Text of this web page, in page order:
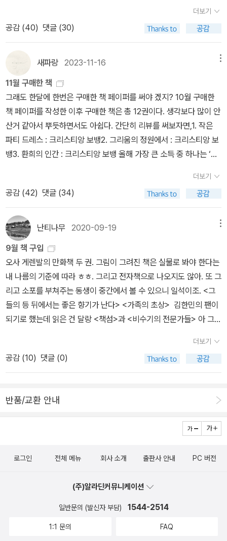
에 검은 그림자처럼 근엄하게 앉아있던 새 한 마리, 정원 모양을 바꿔
놓고 온갖 초록에 그늘과 빛을 주던 여름 소나기, 누가 꺾어놓았는지
꽃 한 송이가 끼워져 있던 책, 흔히 볼 수 없는, 무슨 의미가 있을 것같
이 생긴 작은 차돌멩이. 이 모두가 어른들이 알고 있는 것보다도 훨씬
많이 알고 있는 것 같았어요. 그 어느 하나만으로도 행복해질 수 있고,
위대해질 수 있을 것 같았어요. 그리고 그 어느 하나에 닿아도 죽을 것
같았어요......' - 마지막 사람들 '인생이란 아득하게 먼 것이지만 그
속에 있는 것은 아주 적어요. 영원한 것이 결국 하나의 것에 불과합니
다. 그런 것을 생각하면, 난 불안해지고 지쳐버립니다. 어렸을 때 나는
이탈리아에 간 적이 있습니다. 잘 기억하진 못하나, 여하튼 이탈리아
의 시골에서 길을 가던 도중에 농부에게 '마을까지 얼마쯤 남았나요?'
그런데 우리가 하루 종일 걸었건만 마을은 끝내 나오지 않았습니다.
그래서 불안을 느끼지 않습니다. 우리는 본래 꿈에 맞도록 만들어졌
으며, 삶을 위한 기관을 전혀 갖고 있지 않아요. 그런데도 우리는 물고
기인 주제에 날 생각만 하고 있습니다. 그런 짓을 해서 어떻게 한다는
것이죠.' - 에발트 트라기
시>도 저번달에 읽었고(23년 최고의 작품~!!), <세설>은 읽는중이
다(아직도?). 그래서 11월은 총 12권~!!11월은 ‘크리스티앙 보뱅‘을
위한 달이었다. 그의 책을 3권이나 읽었고, 3권 모두 너무 좋았다. 더
읽고 싶지만, 다 읽기에는 너무 아까워서 내년에 읽으려고 생각중이
다11월달에 읽은 책들 대부분이 좋아서 한권을 꼽기가 너무 힘들고,
나름 정리해본다면, 가장 좋았던 책 : <그리움의 정원에서> 보뱅의
책들은 다 좋았지만, 단 한작품만을 선택하라고 하면 단연 이 책이다.
어떤 사람에게는 너무 뻔하고, 너무 감성적인 작품으로 느껴질수 있
지만, 나에게 이 책은 아름다움 그 자체였다. 네번 정도 읽고 지금은
쉬는 중이다 ㅋ [10년 후, 너는 어디에 있을까. 변함없이 이 침묵 속에
있을까. 일상의 시간들과 함께 하지 않으면서도 그 시간들에 스며든
부드러움 속에 변함없이 있을까. 일상의 시간들과 함께 하지 않고서
도, 그 시간들과 함께 흐르지 않고서도.] P.83가장 감동적이었던 책
감동이었다. 리뷰를 아직 안썼지만...신이 있다면 그는 왜 전쟁을 놔두
는 걸까? 왜 내 기도에는 응답해주지 않는걸까? 잔인한 전쟁속에서
도 인간에 대한 사랑과 믿음을 포기할 수 없는 사람들에 대한 이야기
는 많은 생각을 하게 했다. <침묵>의 2차세계대전 버젼이라 보시면
된다.가장 추천하고 싶은 책 : <로마의 테라스> 완벽히 이해를 하진
못했지만, 다 읽고 나서 ‘와‘ 하고 감탄한 작품이었다. <라우루스>도
이런 비슷한 느낌을 받았었는데..새로운 작품에 도전하고 싶은 분들
께 추천하고 싶다. 짧은 분량이지만 깊이가 느껴졌다. ‘파스칼 키냐르‘
테의 수기> 내 부족한 독서능력을 한탄했다. ‘릴케‘는 이제 보내줘야
할 것 같다. 10년후에 다시 읽어야겠다.추천하고 싶지 않은 책 : <캣
퍼슨> 표지 때문에 읽었나보다...뭔가 나하고는 안맞았다.이게 뉴요
는 피해야 겠다고 다짐했다. 나는 요즘 트렌드에 맞지 않은걸로...이
고, 믿고 읽을 수 있는 한국 작가가 한명 늘었구나라는 생각을 했고, <
재미있게 잘 써서 시간가는줄 모르고 한번에 읽었다. 책은 상당히 두
온다. 이걸 어떻게 옮길지 부터 해서 이런책이 있었어? 하는 자책도
분간 책 구매 금지다~!
더보기
공감 (40) 댓글 (30)
새파랑 2023-11-16
11월 구매한 책
그래도 한달에 한번은 구매한 책 페이퍼를 써야 겠지? 10월 구매한
책 페이퍼를 작성한 이후 구매한 책은 총 12권이다. 생각보다 많이 안
산거 같아서 뿌듯하면서도 아쉽다. 간단히 리뷰를 써보자면,1. 작은
파티 드레스 : 크리스티앙 보뱅2. 그리움의 정원에서 : 크리스티앙 보
뱅3. 환희의 인간 : 크리스티앙 보뱅 올해 가장 큰 소득 중 하나는 ‘크
낌으로 ‘존 버거‘가 떠오르는데, 개인적으로는 ‘존 버거‘보다는 ‘보
뱅‘이 더 좋다. <작은 파티 드레스>랑 <그리움의 정원에서>는 이미
리뷰를 남겼고, <환희의 인간>은 이제 리뷰를 써야 하는데, 세권 다
너무 좋았다. 오랜만에 마음이 정화됨을 느꼈다.4. 나의 친구들 : 에마
뉘엘 보브 어제 다 읽은 책. 이 페이퍼를 쓰고나서 이 책의 리뷰를 써
야 겠다. 제목과 표지와는 다르게 친구에 대한 이야기는 아니었다. 어
이없으면서도 연민이 느껴지는 작품이었다. 나쁘다는 건 아니고...1
0%아쉬웠음.5. 로마의 테라스 : 파스칼 키냐르 어렵지만 계속 읽어
보고 싶은 매력적인 작가 ‘파스칼 키냐르‘의 대표작이다. 이미 리뷰도
남겼는데, ‘키냐르‘의 작품은 반드시 두 번 이상 읽어야 어느 정도 해
할 수 있다.(나만 그런가????) 완독을 하면서 고등학교때 어려운 수
학문제를 풀었을떄의 쾌감을 느꼈다.6. 소네치카/스페이드의 여왕 :
류드밀라 울리치카야 이 책도 이미 읽고 간단 리뷰를 남겼는데, 재미
달에 읽은 책들이 전반적으로 다 좋았다.7. 아름다운 에너벨 리 : 오에
우주점에서 구경하다가 중고로 구매했는데, 사실 이 작가의 다른 작
품을 읽어보고 싶었지만, 일단 이 책만 있길래 구매했다. 저번주 주말
에 이 책을 읽으려고 첫페이지를 펼쳤는데 그닥 땡기지 않아서 읽는
는...8. 릴케 단편선 : 릴케 아, 릴케, 이름처럼 어려웠다. 역시 독일 문
찾아 읽어봤는데, 역시 어려웠다.9. 말테의 수기 : 릴케 그렇다고 이렇
게 ‘릴케‘를 포기할 수는 없으니, 가장 유명한 <말테의 수기>도 일단
더보기
공감 (42) 댓글 (34)
난티나무 2020-09-19
9월 책 구입
오사 게렌발의 만화책 두 권. 그림이 그려진 책은 실물로 봐야 한다는
내 나름의 기준에 따라 ㅎㅎ. 그리고 전자책으로 나오지도 않아. 또 그
리고 소포를 부쳐주는 동생이 중간에서 볼 수 있으니 일석이조. <그
들의 등 뒤에서는 좋은 향기가 난다> <가족의 초상> 김한민의 팬이
되기로 했는데 읽은 건 달랑 <책섬>과 <비수기의 전문가들> 아 그리
권 추가구입. <카페 림보> <공간의 요정>. 최근작 드로잉집 <무빙>
도 보고(갖고) 싶다. 평이 하나도 없다. 450부 한정판이라는데. 흠.
로빈 스타인 델루카, <호르몬의 거짓말> 수요자 포럼, <성매매 안 하
지기와 룸살롱 이야기가 나와 읽어보고 싶어졌다. 아니 읽히고 싶어
졌다. 인티 차베즈 페레즈, <일단, 성교육을 합니다> 전자책으로 사
려 했는데 옆지기는 책이 더 편하다고 해서 종이책으로 구입. 읽고 나
주 오랫동안 생각해> 윤이형 외, <광장> * 굿즈를 넘보다가 샐러드
로 구입하고 말았다. 모양이 맘에 들고 샐러드 콕콕 잘 찍어 먹을 수
있을 듯.(이건 아마도 합리화) 아래는 8월 중에 사고 적어놓지 않은
릴케 단편선>은 대여.
더보기
공감 (10) 댓글 (0)
반품/교환 안내
로그인 전체 메뉴 회사 소개 출판사 안내 PC 버전
(주)알라딘커뮤니케이션
일반문의 (발신자 부담) 1544-2514
1:1 문의 FAQ